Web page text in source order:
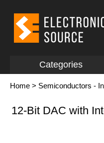
Categories
Home > Semiconductors -
12-Bit DAC with